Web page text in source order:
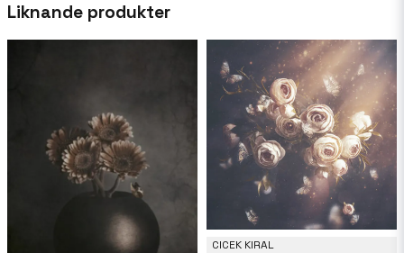
Liknande produkter
CICEK KIRAL